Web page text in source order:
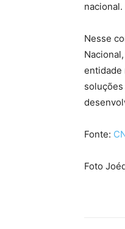
nacional.
Nesse
entidade
Fonte:
Foto